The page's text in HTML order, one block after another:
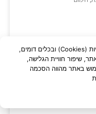
וללא מחטים,
לידיעתך: באתר זה נעשה שימוש בקבצי עוגיות (Cookies) ובכלים דומים,
שיפור חוויית הגלישה,
באתר מהווה הסכמה